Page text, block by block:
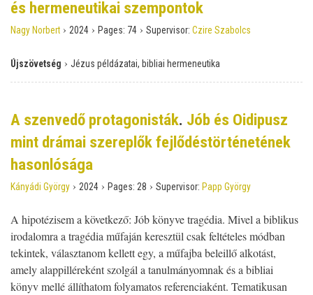
és hermeneutikai szempontok
Nagy Norbert › 2024 › Pages: 74 › Supervisor: Czire Szabolcs
Újszövetség › Jézus példázatai, bibliai hermeneutika
A szenvedő protagonisták. Jób és Oidipusz
mint drámai szereplők fejlődéstörténetének
hasonlósága
Kányádi György › 2024 › Pages: 28 › Supervisor: Papp György
A hipotézisem a következő: Jób könyve tragédia. Mivel a biblikus
irodalomra a tragédia műfaján keresztül csak feltételes módban
tekintek, választanom kellett egy, a műfajba beleillő alkotást,
amely alappilléreként szolgál a tanulmányomnak és a bibliai
könyv mellé állíthatom folyamatos referenciaként. Tematikusan